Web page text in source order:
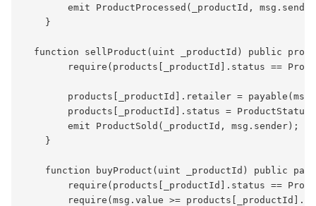
emit ProductProcessed(_productId,
    }
function sellProduct(uint _productId) public
require(products[_productId].status ==
products[_productId].retailer =
products[_productId].status =
        emit ProductSold(_productId, msg.sender);
    }
function buyProduct(uint _productId) public
require(products[_productId].status ==
require(msg.value >=